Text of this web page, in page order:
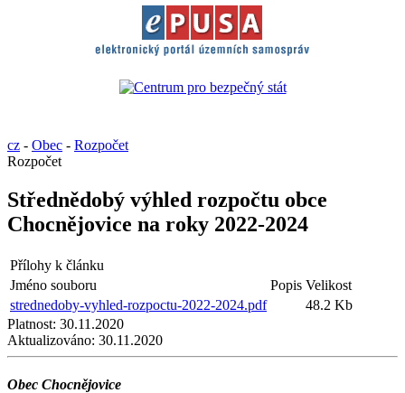
cz - Obec - Rozpočet
Rozpočet
Střednědobý výhled rozpočtu obce
Chocnějovice na roky 2022-2024
Přílohy k článku
Jméno souboru
Popis Velikost
strednedoby-vyhled-rozpoctu-2022-2024.pdf
48.2 Kb
Platnost: 30.11.2020
Aktualizováno: 30.11.2020
Obec Chocnějovice